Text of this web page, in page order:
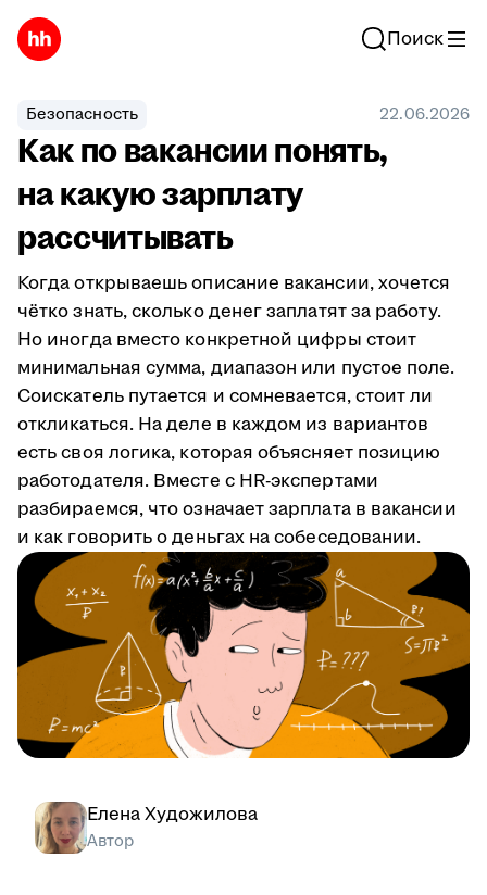
Поиск
Безопасность 22.06.2026
Как по вакансии понять,
на какую зарплату
рассчитывать
Когда открываешь описание вакансии, хочется
чётко знать, сколько денег заплатят за работу.
Но иногда вместо конкретной цифры стоит
минимальная сумма, диапазон или пустое поле.
Соискатель путается и сомневается, стоит ли
откликаться. На деле в каждом из вариантов
есть своя логика, которая объясняет позицию
работодателя. Вместе с HR-экспертами
разбираемся, что означает зарплата в вакансии
и как говорить о деньгах на собеседовании.
Елена Художилова
Автор